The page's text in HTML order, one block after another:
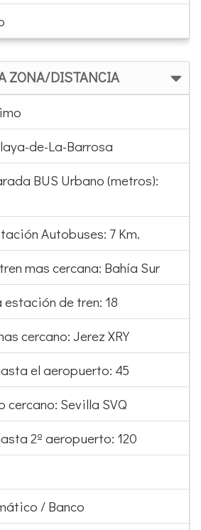
ZONA/DISTANCIA
de-La-Barrosa
BUS Urbano (metros):
Autobuses: 7 Km.
mas cercana: Bahía Sur
de tren: 18
cercano: Jerez XRY
el aeropuerto: 45
Sevilla SVQ
2º aeropuerto: 120
/ Banco